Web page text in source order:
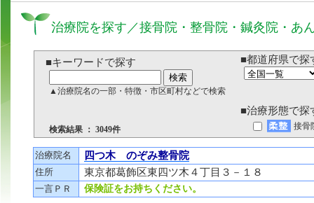
治療院を探す／接骨院・整骨院・鍼灸院・あ
■キーワードで探す
▲治療院名の一部・特徴・市区町村などで検索
■都道府県で探
検索結果 ： 3049件
■治療形態で探
接骨
治療院名 四つ木 のぞみ整骨院
住所 東京都葛飾区東四ツ木４丁目３－１８
一言ＰＲ 保険証をお持ちください。